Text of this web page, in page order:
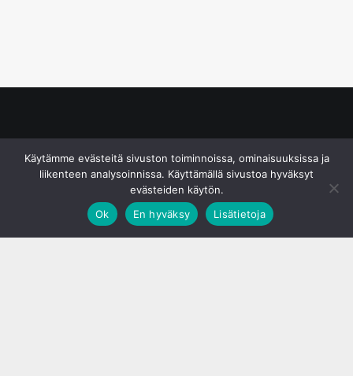
Käytämme evästeitä sivuston toiminnoissa, ominaisuuksissa ja
liikenteen analysoinnissa. Käyttämällä sivustoa hyväksyt
evästeiden käytön.
Ok
En hyväksy Lisätietoja